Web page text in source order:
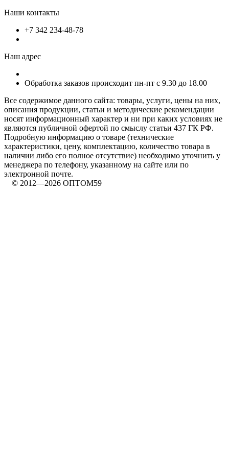
Наши контакты
+7 342 234-48-78
Наш адрес
Обработка заказов происходит пн-пт с 9.30 до 18.00
Все содержимое данного сайта: товары, услуги, цены на них,
описания продукции, статьи и методические рекомендации
носят информационный характер и ни при каких условиях не
являются публичной офертой по смыслу статьи 437 ГК РФ.
Подробную информацию о товаре (технические
характеристики, цену, комплектацию, количество товара в
наличии либо его полное отсутствие) необходимо уточнить у
менеджера по телефону, указанному на сайте или по
электронной почте.
© 2012—2026 ОПТОМ59